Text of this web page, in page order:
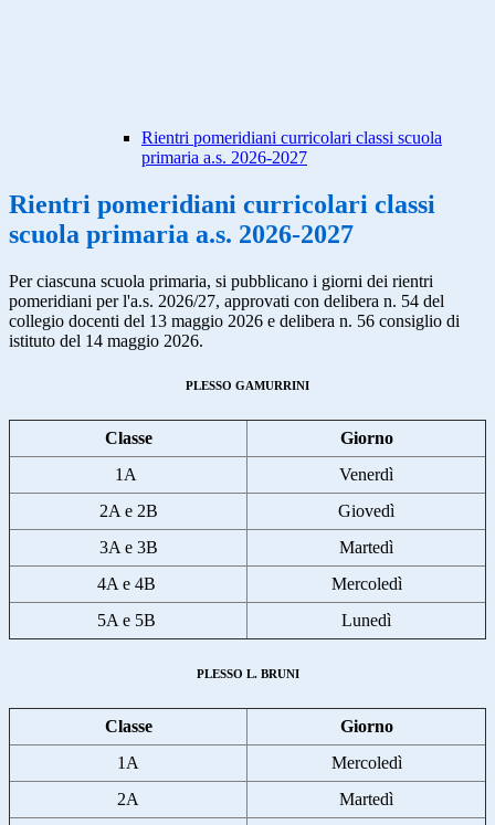
Rientri pomeridiani curricolari classi scuola
primaria a.s. 2026-2027
Rientri pomeridiani curricolari classi
scuola primaria a.s. 2026-2027
Per ciascuna scuola primaria, si pubblicano i giorni dei rientri
pomeridiani per l'a.s. 2026/27, approvati con delibera n. 54 del
collegio docenti del 13 maggio 2026 e delibera n. 56 consiglio di
istituto del 14 maggio 2026.
PLESSO GAMURRINI
Classe
Giorno
1A
Venerdì
2A e 2B
Giovedì
3A e 3B
Martedì
4A e 4B
Mercoledì
5A e 5B
Lunedì
PLESSO L. BRUNI
Classe
Giorno
1A
Mercoledì
2A
Martedì